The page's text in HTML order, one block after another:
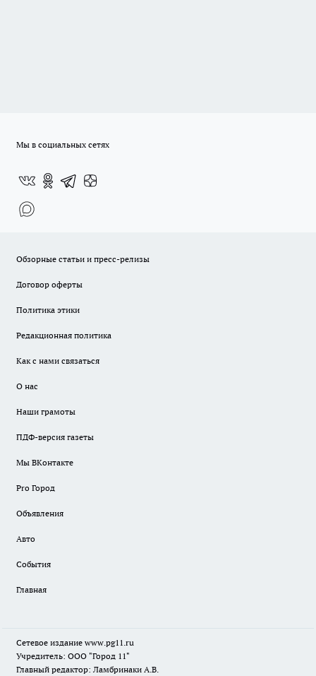
Мы в социальных сетях
Обзорные статьи и пресс-релизы
Договор оферты
Политика этики
Редакционная политика
Как с нами связаться
О нас
Наши грамоты
ПДФ-версия газеты
Мы ВКонтакте
Pro Город
Объявления
Авто
События
Главная
Сетевое издание www.pg11.ru
Учредитель: ООО "Город 11"
Главный редактор: Ламбринаки А.В.